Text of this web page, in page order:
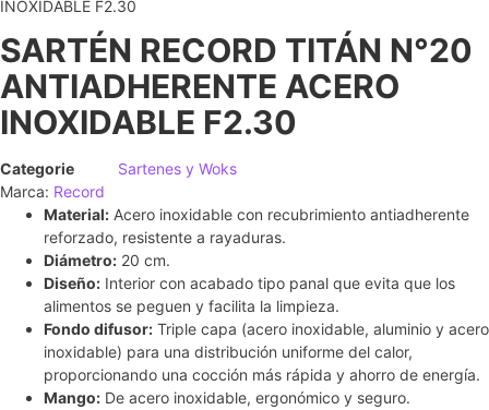
INOXIDABLE F2.30
SARTÉN RECORD TITÁN N°20
ANTIADHERENTE ACERO
INOXIDABLE F2.30
Categorie
Sartenes y Woks
Marca: Record
Material: Acero inoxidable con recubrimiento antiadherente
reforzado, resistente a rayaduras.
Diámetro: 20 cm.
Diseño: Interior con acabado tipo panal que evita que los
alimentos se peguen y facilita la limpieza.
Fondo difusor: Triple capa (acero inoxidable, aluminio y acero
inoxidable) para una distribución uniforme del calor,
proporcionando una cocción más rápida y ahorro de energía.
Mango: De acero inoxidable, ergonómico y seguro.